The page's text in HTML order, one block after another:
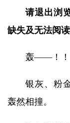
请退出浏
缺失及无法阅读
轰——！！
银灰、粉
轰然相撞。